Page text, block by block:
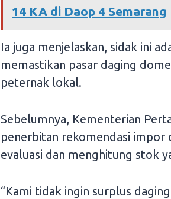
14 KA di Daop 4 Semarang
Ia juga menjelaskan, sidak ini
memastikan pasar daging
peternak lokal.
Sebelumnya, Kementerian
penerbitan rekomendasi
evaluasi dan menghitung stok
“Kami tidak ingin surplus